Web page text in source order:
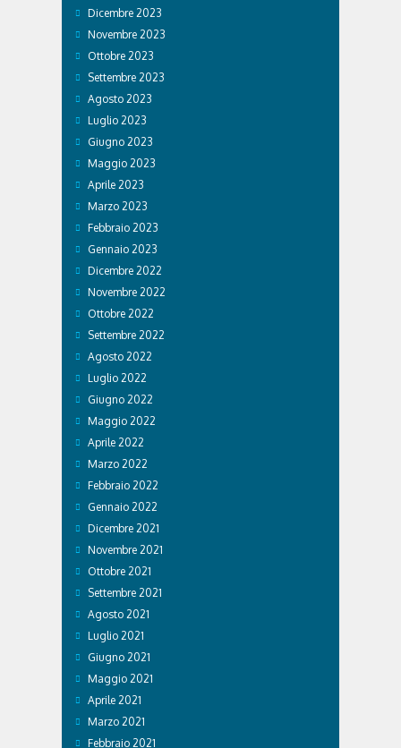
Dicembre 2023
Novembre 2023
Ottobre 2023
Settembre 2023
Agosto 2023
Luglio 2023
Giugno 2023
Maggio 2023
Aprile 2023
Marzo 2023
Febbraio 2023
Gennaio 2023
Dicembre 2022
Novembre 2022
Ottobre 2022
Settembre 2022
Agosto 2022
Luglio 2022
Giugno 2022
Maggio 2022
Aprile 2022
Marzo 2022
Febbraio 2022
Gennaio 2022
Dicembre 2021
Novembre 2021
Ottobre 2021
Settembre 2021
Agosto 2021
Luglio 2021
Giugno 2021
Maggio 2021
Aprile 2021
Marzo 2021
Febbraio 2021